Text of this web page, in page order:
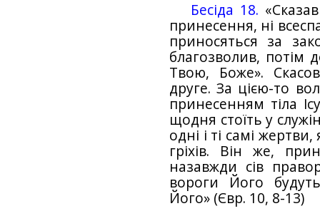
Бесіда 18.
принесення, ні
приносяться за
благозволив, потім
Твою, Боже».
друге. За цією-то
принесенням тіла
щодня стоїть у
одні і ті самі
гріхів. Він же,
назавжди сів
вороги Його
Його» (Євр. 10, 8-13)